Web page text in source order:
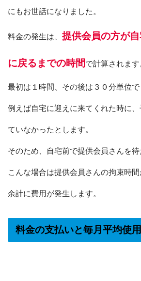
にもお世話になりました。
料金の発生は、 提供会員の方が
に戻るまでの時間 で計算されます
最初は１時間、その後は３０分単位で
例えば自宅に迎えに来てくれた時に
ていなかったとします。
そのため、自宅前で提供会員さんを待
こんな場合は提供会員さんの拘束時
余計に費用が発生します。
料金の支払いと毎月平均使